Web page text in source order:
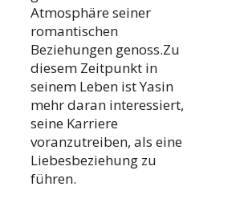
Atmosphäre seiner
romantischen
Beziehungen genoss.Zu
diesem Zeitpunkt in
seinem Leben ist Yasin
mehr daran interessiert,
seine Karriere
voranzutreiben, als eine
Liebesbeziehung zu
führen.